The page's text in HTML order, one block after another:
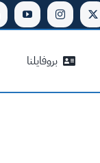
بروفايلنا